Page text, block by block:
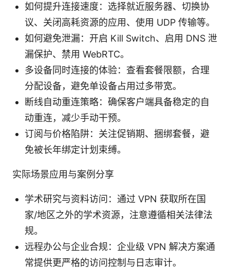
如何提升连接速度：选择就近服务器、切换协
议、关闭高耗资源的应用、使用 UDP 传输等。
如何避免泄漏：开启 Kill Switch、启用 DNS 泄
漏保护、禁用 WebRTC。
多设备同时连接的体验：查看套餐限额，合理
分配设备，避免单设备占用过多带宽。
断线自动重连策略：确保客户端具备稳定的自
动重连，减少手动干预。
订阅与价格陷阱：关注促销期、捆绑套餐，避
免被长年绑定计划束缚。
实际场景应用与案例分享
学术研究与资料访问：通过 VPN 获取所在国
家/地区之外的学术资源，注意遵循相关法律法
规。
远程办公与企业合规：企业级 VPN 解决方案通
常提供更严格的访问控制与日志审计。